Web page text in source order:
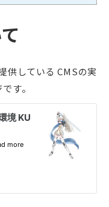
している CMSの実
す。